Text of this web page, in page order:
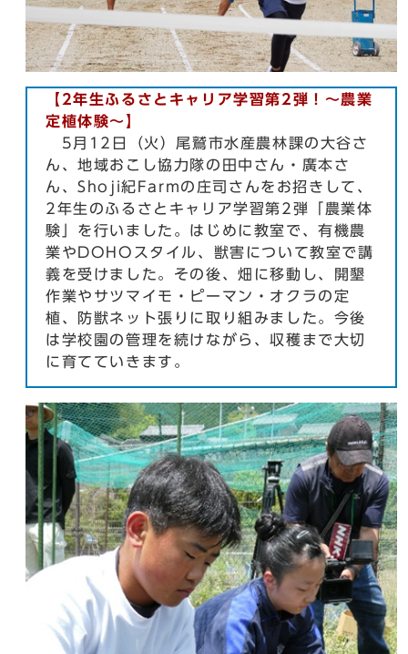
【2年生ふるさとキャリア学習第2弾！～農業
定植体験～】
5月12日（火）尾鷲市水産農林課の大谷さ
ん、地域おこし協力隊の田中さん・廣本さ
ん、Shoji紀Farmの庄司さんをお招きして、
2年生のふるさとキャリア学習第2弾「農業体
験」を行いました。はじめに教室で、有機農
業やDOHOスタイル、獣害について教室で講
義を受けました。その後、畑に移動し、開墾
作業やサツマイモ・ピーマン・オクラの定
植、防獣ネット張りに取り組みました。今後
は学校園の管理を続けながら、収穫まで大切
に育てていきます。